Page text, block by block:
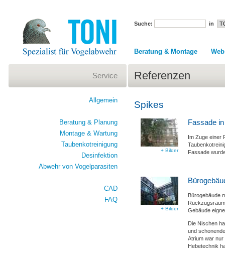
Suche: in
Beratung & Montage
Referenzen
Spikes
+ Bilder
Fassade
Im Zuge einer
Fassade
+ Bilder
Bürogebäude
Gebäude
Die Nischen
und
Atrium war nur
Hebetechnik
Service
Allgemein
Beratung & Planung
Montage & Wartung
Taubenkotreinigung
Desinfektion
Abwehr von Vogelparasiten
CAD
FAQ